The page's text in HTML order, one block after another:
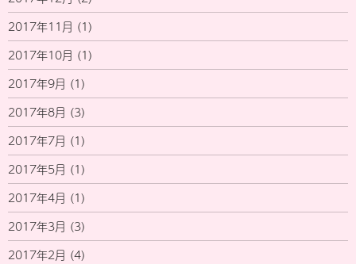
2017年11月 (1)
2017年10月 (1)
2017年9月 (1)
2017年8月 (3)
2017年7月 (1)
2017年5月 (1)
2017年4月 (1)
2017年3月 (3)
2017年2月 (4)